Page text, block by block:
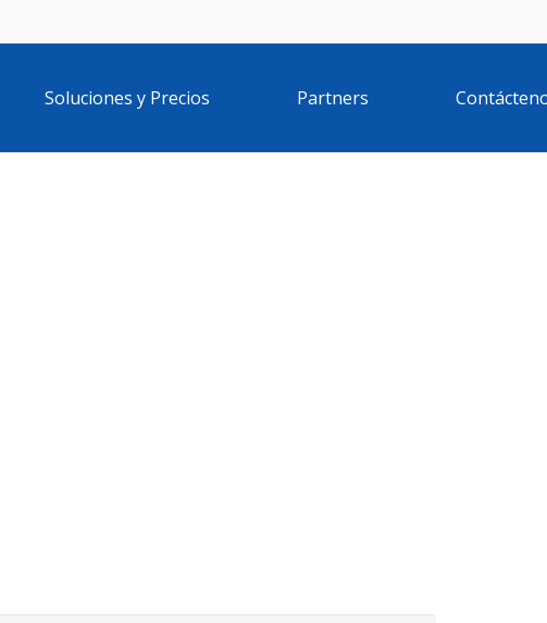
Soluciones y Precios Partners